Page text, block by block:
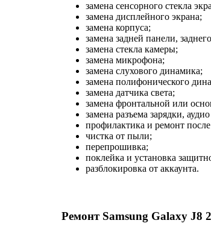
замена сенсорного стекла
замена дисплейного экрана;
замена корпуса;
замена задней панели,
замена стекла камеры;
замена микрофона;
замена слухового динамика;
замена полифонического
замена датчика света;
замена фронтальной или
замена разъема зарядки,
профилактика и ремонт
чистка от пыли;
перепрошивка;
поклейка и установка
разблокировка от аккаунта.
Ремонт Samsung Galaxy J8